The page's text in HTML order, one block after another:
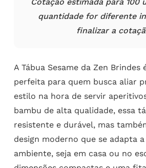
quantidade for diferente
finalizar a
A Tábua Sesame da Zen Brindes
perfeita para quem busca aliar
estilo na hora de servir
bambu de alta qualidade, essa
resistente e durável, mas
design moderno que se adapta
ambiente, seja em casa ou no